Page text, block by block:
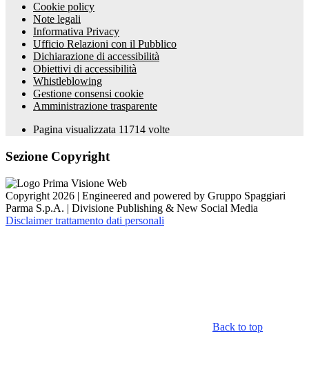
Cookie policy
Note legali
Informativa Privacy
Ufficio Relazioni con il Pubblico
Dichiarazione di accessibilità
Obiettivi di accessibilità
Whistleblowing
Gestione consensi cookie
Amministrazione trasparente
Pagina visualizzata 11714 volte
Sezione Copyright
Copyright 2026 | Engineered and powered by Gruppo Spaggiari
Parma S.p.A. | Divisione Publishing & New Social Media
Disclaimer trattamento dati personali
Back to top